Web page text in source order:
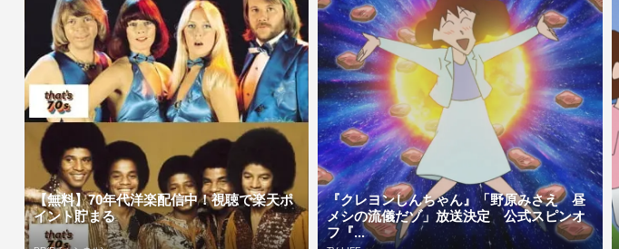
【無料】70年代洋楽配信中！視聴で楽天ポ
イント貯まる
『クレヨンしんちゃん』「野原みさえ 昼
メシの流儀だゾ」放送決定 公式スピンオ
フ『...